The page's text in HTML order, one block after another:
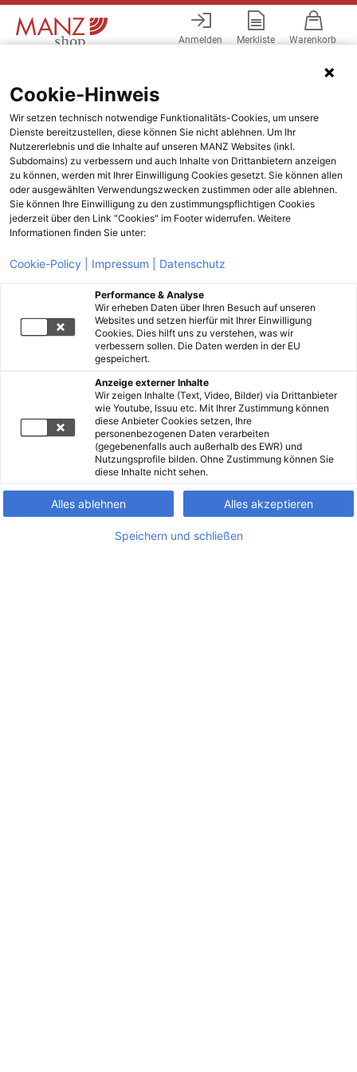
Anmelden Merkliste Warenkorb
Cookie-Hinweis
Wir setzen technisch notwendige Funktionalitäts-Cookies, um unsere
Dienste bereitzustellen, diese können Sie nicht ablehnen. Um Ihr
Nutzererlebnis und die Inhalte auf unseren MANZ Websites (inkl.
Subdomains) zu verbessern und auch Inhalte von Drittanbietern anzeigen
zu können, werden mit Ihrer Einwilligung Cookies gesetzt. Sie können allen
oder ausgewählten Verwendungszwecken zustimmen oder alle ablehnen.
Sie können Ihre Einwilligung zu den zustimmungspflichtigen Cookies
jederzeit über den Link "Cookies" im Footer widerrufen. Weitere
Informationen finden Sie unter:
Cookie-Policy | Impressum | Datenschutz
Performance & Analyse
Wir erheben Daten über Ihren Besuch auf unseren
Websites und setzen hierfür mit Ihrer Einwilligung
Cookies. Dies hilft uns zu verstehen, was wir
verbessern sollen. Die Daten werden in der EU
gespeichert.
Anzeige externer Inhalte
Wir zeigen Inhalte (Text, Video, Bilder) via Drittanbieter
wie Youtube, Issuu etc. Mit Ihrer Zustimmung können
diese Anbieter Cookies setzen, Ihre
personenbezogenen Daten verarbeiten
(gegebenenfalls auch außerhalb des EWR) und
Nutzungsprofile bilden. Ohne Zustimmung können Sie
diese Inhalte nicht sehen.
Alles ablehnen Alles akzeptieren
Speichern und schließen